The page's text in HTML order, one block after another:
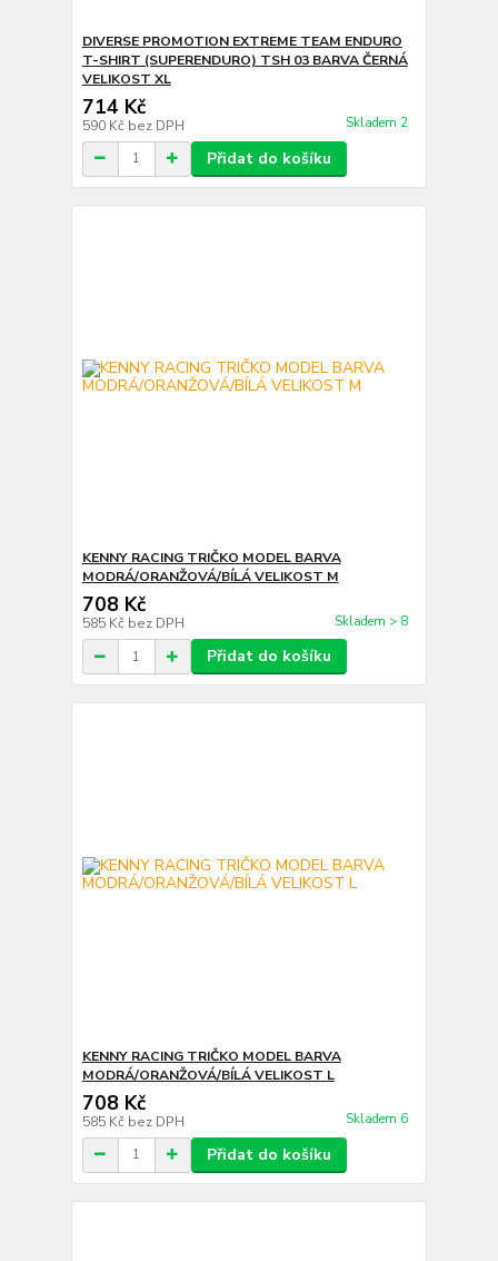
DIVERSE PROMOTION EXTREME TEAM ENDURO
T-SHIRT (SUPERENDURO) TSH 03 BARVA ČERNÁ
VELIKOST XL
714 Kč
590 Kč bez DPH Skladem 2
Přidat do košíku
KENNY RACING TRIČKO MODEL BARVA
MODRÁ/ORANŽOVÁ/BÍLÁ VELIKOST M
708 Kč
585 Kč bez DPH Skladem > 8
Přidat do košíku
KENNY RACING TRIČKO MODEL BARVA
MODRÁ/ORANŽOVÁ/BÍLÁ VELIKOST L
708 Kč
585 Kč bez DPH Skladem 6
Přidat do košíku